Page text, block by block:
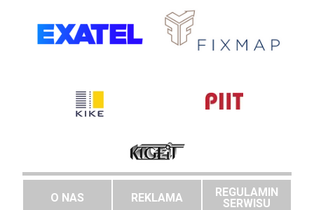
O NAS REKLAMA
REGULAMIN
SERWISU